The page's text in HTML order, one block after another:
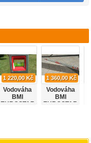
1 220,00 Kč
Vodováha
BMI
EUROSTAR
1 360,00 Kč
Vodováha
BMI
EUROSTAR